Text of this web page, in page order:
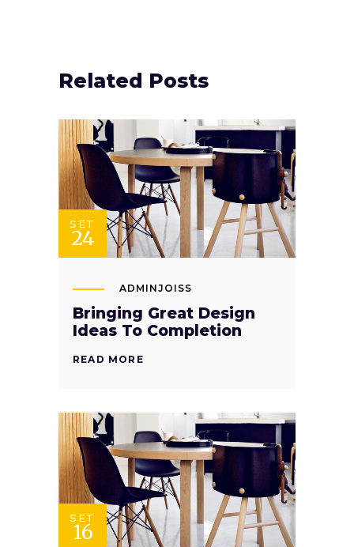
Related Posts
SET
24
ADMINJOISS
Bringing Great Design
Ideas To Completion
READ MORE
SET
16